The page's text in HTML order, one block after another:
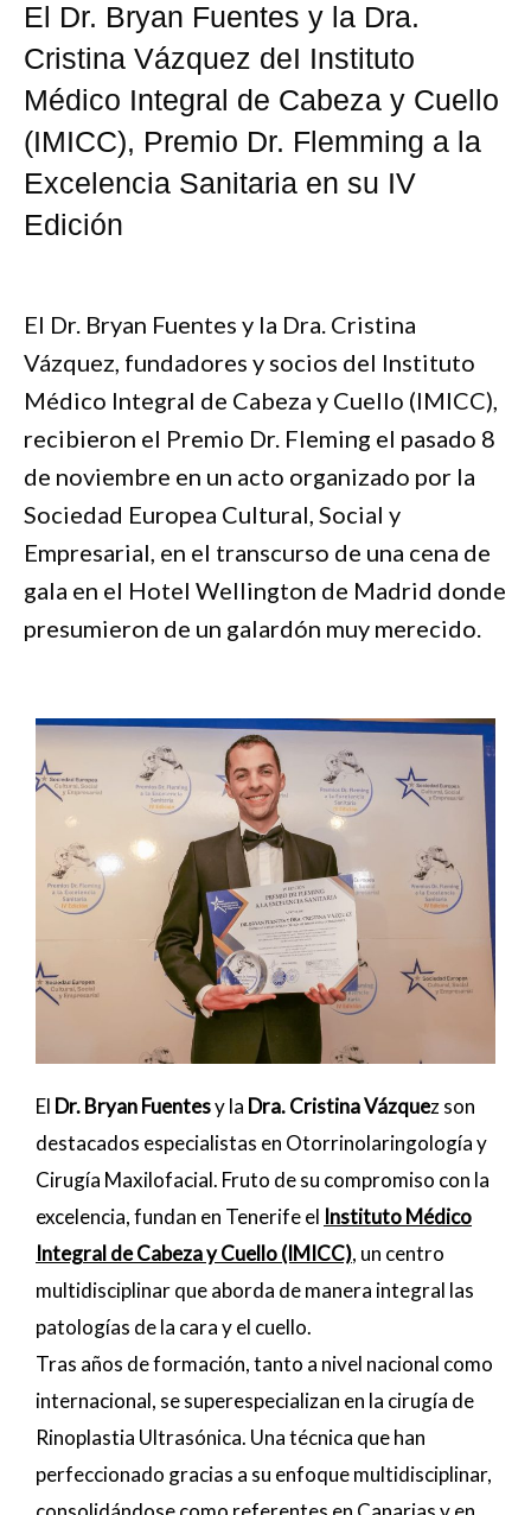
El Dr. Bryan Fuentes y la Dra.
Cristina Vázquez deI Instituto
Médico Integral de Cabeza y Cuello
(IMICC), Premio Dr. Flemming a la
Excelencia Sanitaria en su IV
Edición
El Dr. Bryan Fuentes y la Dra. Cristina
Vázquez, fundadores y socios del Instituto
Médico Integral de Cabeza y Cuello (IMICC),
recibieron el Premio Dr. Fleming el pasado 8
de noviembre en un acto organizado por la
Sociedad Europea Cultural, Social y
Empresarial, en el transcurso de una cena de
gala en el Hotel Wellington de Madrid donde
presumieron de un galardón muy merecido.
El Dr. Bryan Fuentesy la Dra. Cristina Vázquez son
destacados especialistas en Otorrinolaringología y
Cirugía Maxilofacial. Fruto de su compromiso con la
excelencia, fundan en Tenerife el Instituto Médico
Integral de Cabeza y Cuello (IMICC), un centro
multidisciplinar que aborda de manera integral las
patologías de la cara y el cuello.
Tras años de formación, tanto a nivel nacional como
internacional, se superespecializan en la cirugía de
Rinoplastia Ultrasónica. Una técnica que han
perfeccionado gracias a su enfoque multidisciplinar,